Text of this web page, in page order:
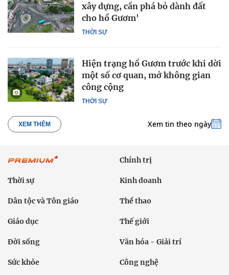
THỜI SỰ
xây dựng, cần phá bỏ dành đất
cho hồ Gươm'
THỜI SỰ
Hiện trạng hồ Gươm trước khi dời
một số cơ quan, mở không gian
công cộng
XEM THÊM Xem tin theo ngày
Chính trị
Thời sự Kinh doanh
Dân tộc và Tôn giáo Thể thao
Giáo dục Thế giới
Đời sống Văn hóa - Giải trí
Sức khỏe Công nghệ